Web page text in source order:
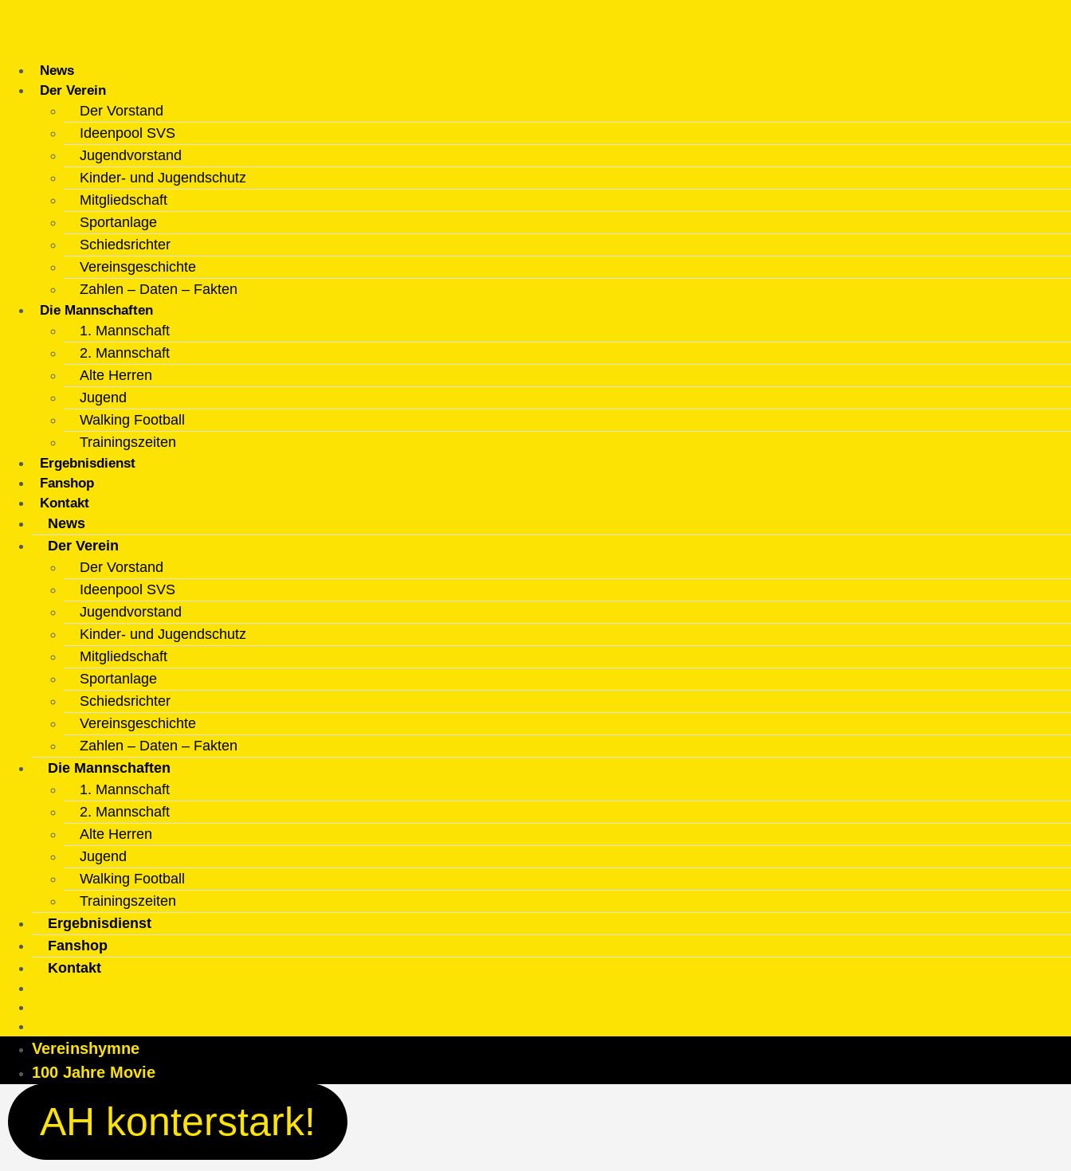
News
Der Verein
Der Vorstand
Ideenpool SVS
Jugendvorstand
Kinder- und Jugendschutz
Mitgliedschaft
Sportanlage
Schiedsrichter
Vereinsgeschichte
Zahlen – Daten – Fakten
Die Mannschaften
1. Mannschaft
2. Mannschaft
Alte Herren
Jugend
Walking Football
Trainingszeiten
Ergebnisdienst
Fanshop
Kontakt
News
Der Verein
Der Vorstand
Ideenpool SVS
Jugendvorstand
Kinder- und Jugendschutz
Mitgliedschaft
Sportanlage
Schiedsrichter
Vereinsgeschichte
Zahlen – Daten – Fakten
Die Mannschaften
1. Mannschaft
2. Mannschaft
Alte Herren
Jugend
Walking Football
Trainingszeiten
Ergebnisdienst
Fanshop
Kontakt
Vereinshymne
100 Jahre Movie
AH konterstark!